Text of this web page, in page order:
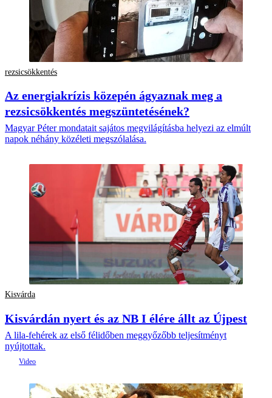
rezsicsökkentés
Az energiakrízis közepén ágyaznak meg a
rezsicsökkentés megszüntetésének?
Magyar Péter mondatait sajátos megvilágításba helyezi az elmúlt
napok néhány közéleti megszólalása.
Kisvárda
Kisvárdán nyert és az NB I élére állt az Újpest
A lila-fehérek az első félidőben meggyőzőbb teljesítményt
nyújtottak.